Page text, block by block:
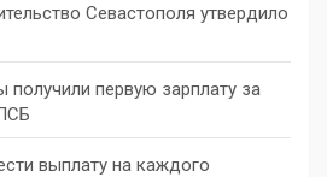
Севастополя утвердило
первую зарплату за
выплату на каждого